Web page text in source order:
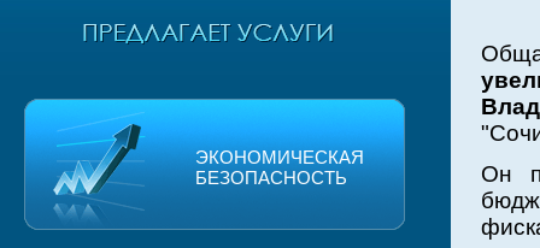
ЭКОНОМИЧЕСКАЯ
БЕЗОПАСНОСТЬ
Он